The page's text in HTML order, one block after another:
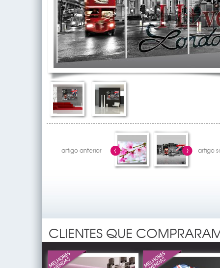
artigo anterior artigo
CLIENTES QUE